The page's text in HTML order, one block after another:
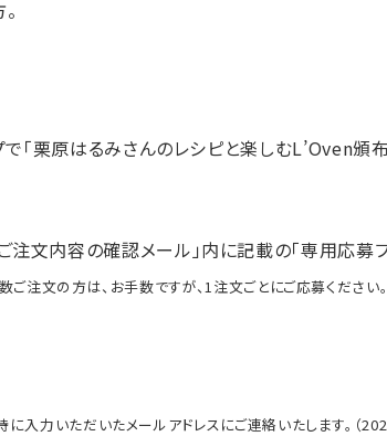
「栗原はるみさんのレシピと楽しむL’Oven頒布
文内容の確認メール」内に記載の「専用応募フ
注文の方は、お手数ですが、1注文ごとにご応募ください
入力いただいたメールアドレスにご連絡いたします。（